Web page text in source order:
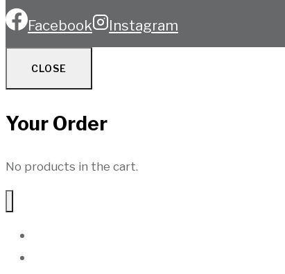
Facebook Instagram
CLOSE
Your Order
No products in the cart.